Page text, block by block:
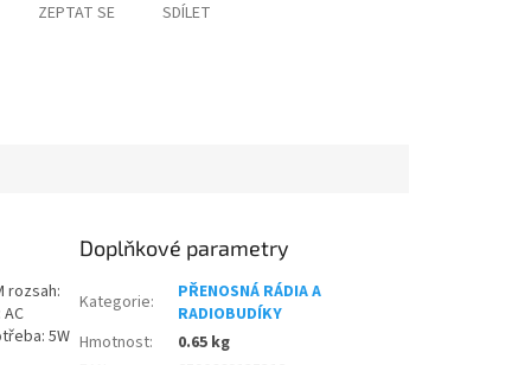
ZEPTAT SE SDÍLET
rozsah:
5W
Doplňkové parametry
Kategorie:
PŘENOSNÁ RÁDIA A
RADIOBUDÍKY
Hmotnost:
0.65 kg